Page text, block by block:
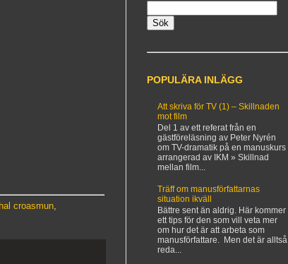
hal croasmun,
POPULÄRA INLÄGG
Att skriva för TV (1) – Skillnaden
mot film
Del 1 av ett referat från en
gästföreläsning av Peter Nyrén
om TV-dramatik på en manuskurs
arrangerad av IKM » Skillnad
mellan film...
Träff om manusförfattarnas
situation ikväll
Bättre sent än aldrig. Här kommer
ett tips för den som vill veta mer
om hur det är att arbeta som
manusförfattare. Men det är alltså
reda...